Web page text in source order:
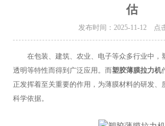
估
发布时间：2025-11-12 点
在包装、建筑、农业、电子等众多行业中，
透明等特性而得到广泛应用。而塑胶薄膜拉力机
正发挥着至关重要的作用，为薄膜材料的研发、
科学依据。